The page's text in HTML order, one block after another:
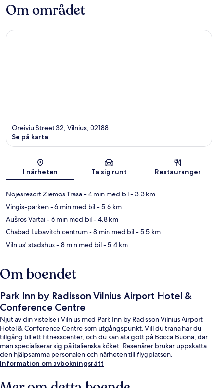
Om området
Karta
Oreiviu Street 32, Vilnius, 02188
Se på karta
I närheten Ta sig runt Restauranger
Nöjesresort Ziemos Trasa- 4 min med bil- 3.3 km
Vingis-parken- 6 min med bil- 5.6 km
Aušros Vartai- 6 min med bil- 4.8 km
Chabad Lubavitch centrum- 8 min med bil- 5.5 km
Vilnius' stadshus- 8 min med bil- 5.4 km
Om boendet
Park Inn by Radisson Vilnius Airport Hotel &
Conference Centre
Njut av din vistelse i Vilnius med Park Inn by Radisson Vilnius Airport
Hotel & Conference Centre som utgångspunkt. Vill du träna har du
tillgång till ett fitnesscenter, och du kan äta gott på Bocca Buona, där
man specialiserar sig på italienska köket. Resenärer brukar uppskatta
den hjälpsamma personalen och närheten till flygplatsen.
Information om avbokningsrätt